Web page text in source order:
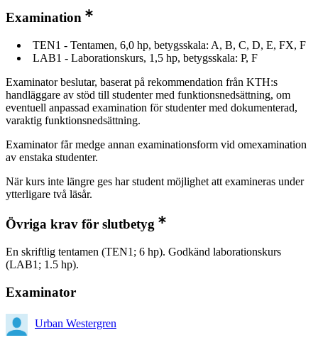
Examination
TEN1 - Tentamen, 6,0 hp, betygsskala: A, B, C, D, E, FX, F
LAB1 - Laborationskurs, 1,5 hp, betygsskala: P, F
Examinator beslutar, baserat på rekommendation från KTH:s
handläggare av stöd till studenter med funktionsnedsättning, om
eventuell anpassad examination för studenter med dokumenterad,
varaktig funktionsnedsättning.
Examinator får medge annan examinationsform vid omexamination
av enstaka studenter.
När kurs inte längre ges har student möjlighet att examineras under
ytterligare två läsår.
Övriga krav för slutbetyg
En skriftlig tentamen (TEN1; 6 hp). Godkänd laborationskurs
(LAB1; 1.5 hp).
Examinator
Urban Westergren